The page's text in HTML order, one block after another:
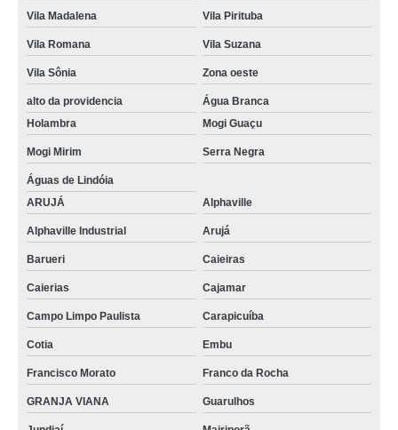
impermeabilização cobertura alto da providencia
impermeabilização para cobertura Serra Negra
qual o valor de impermeabilização de cobertura Socorro
qual o valor de impermeabilização cobertura Guarulhos
qual o valor de impermeabilização de laje de cobertura Mogi Guaçu
qual o valor de impermeabilização de coberturas em terraço Jaraguá
cotação para impermeabilização laje de cobertura Parque Residencial da
Lapa
impermeabilização de laje de cobertura Rio Claro
cotação para impermeabilização laje de cobertura Jaguaré
cotação para impermeabilização coberturas inclinadas Limeira
qual o valor de impermeabilização coberturas planas Mogi Guaçu
impermeabilização coberturas inclinadas Francisco Morato
Vila Madalena Vila Pirituba
Vila Romana Vila Suzana
Vila Sônia Zona oeste
alto da providencia
Água Branca
Holambra
Mogi Guaçu
Mogi Mirim Serra Negra
Águas de Lindóia
ARUJÁ
Alphaville
Alphaville Industrial Arujá
Barueri Caieiras
Caierias Cajamar
Campo Limpo Paulista Carapicuíba
Cotia Embu
Francisco Morato Franco da Rocha
GRANJA VIANA Guarulhos